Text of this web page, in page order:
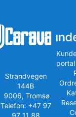
Strandvegen
144B
9006, Tromsø
Telefon: +47 97
portal